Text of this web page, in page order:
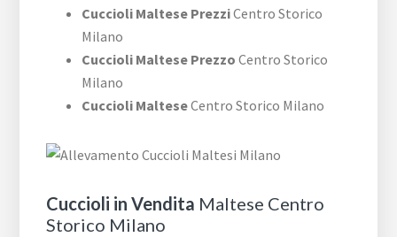
Cuccioli Maltese PrezziCentro Storico
Milano
Cuccioli Maltese Prezzo Centro Storico
Milano
Cuccioli MalteseCentro Storico Milano
Cuccioli in Vendita Maltese Centro
Storico Milano